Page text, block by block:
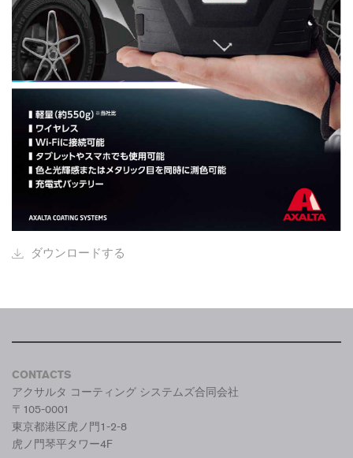
ダウンロードする
CONTACTS
アクサルタ コーティング システムズ合同会社
〒105-0001
東京都港区虎ノ門1-2-8
虎ノ門琴平タワー4F